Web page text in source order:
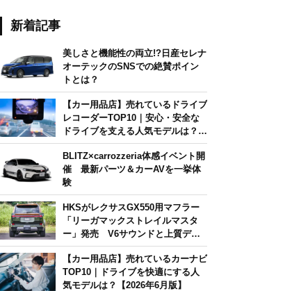
新着記事
美しさと機能性の両立!?日産セレナ
オーテックのSNSでの絶賛ポイン
トとは？
【カー用品店】売れているドライブ
レコーダーTOP10｜安心・安全な
ドライブを支える人気モデルは？
【2026年6月版】
BLITZ×carrozzeria体感イベント開
催 最新パーツ＆カーAVを一挙体
験
HKSがレクサスGX550用マフラー
「リーガマックストレイルマスタ
ー」発売 V6サウンドと上質デザ
インを両立
【カー用品店】売れているカーナビ
TOP10｜ドライブを快適にする人
気モデルは？【2026年6月版】